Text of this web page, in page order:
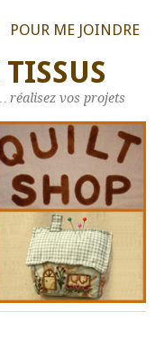
POUR ME JOINDRE
réalisez vos projets